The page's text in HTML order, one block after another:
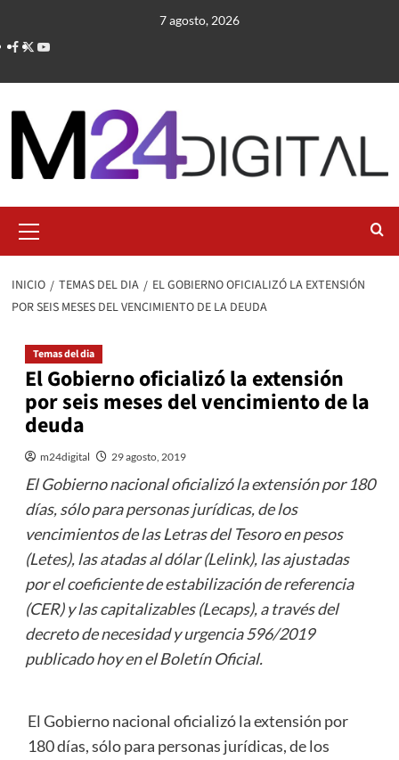
contenido
7 agosto, 2026
primario
INICIO TEMAS DEL DIA
EL GOBIERNO OFICIALIZÓ LA EXTENSIÓN
POR SEIS MESES DEL VENCIMIENTO DE LA DEUDA
Temas del dia
El Gobierno oficializó la extensión
por seis meses del vencimiento de la
deuda
m24digital 29 agosto, 2019
El Gobierno nacional oficializó la extensión por 180
días, sólo para personas jurídicas, de los
vencimientos de las Letras del Tesoro en pesos
(Letes), las atadas al dólar (Lelink), las ajustadas
por el coeficiente de estabilización de referencia
(CER) y las capitalizables (Lecaps), a través del
decreto de necesidad y urgencia 596/2019
publicado hoy en el Boletín Oficial.
El Gobierno nacional oficializó la extensión por
180 días, sólo para personas jurídicas, de los